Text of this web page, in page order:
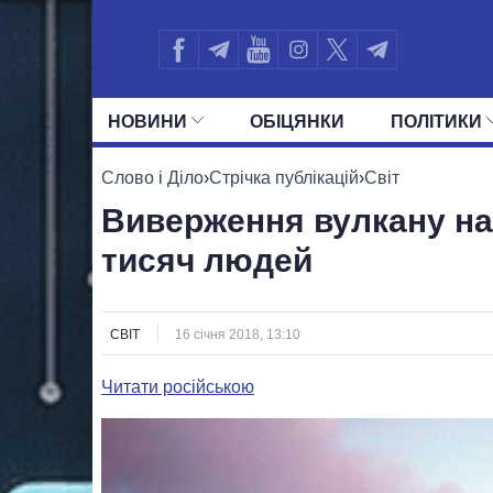
НОВИНИ ОБIЦЯНКИ ПОЛIТИКИ
УСІ ПОЛІТИКИ ПРЕЗИДЕНТ І ОФІС
Слово і Діло›Стрічка публікацій›Світ
Виверження вулкану
тисяч людей
СВІТ 16 січня 2018, 13:10
Читати російською